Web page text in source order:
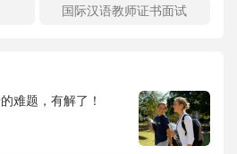
国际汉语教师证书面试
难题，有解了！